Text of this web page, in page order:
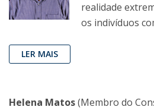
realidade
os indivíduos
LER MAIS
Helena Matos(Membro do